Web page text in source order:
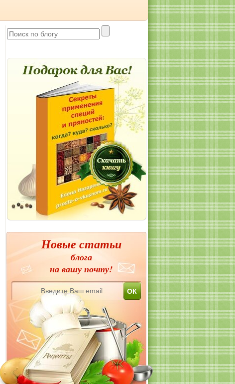
Новые статьи
блога
на вашу почту!